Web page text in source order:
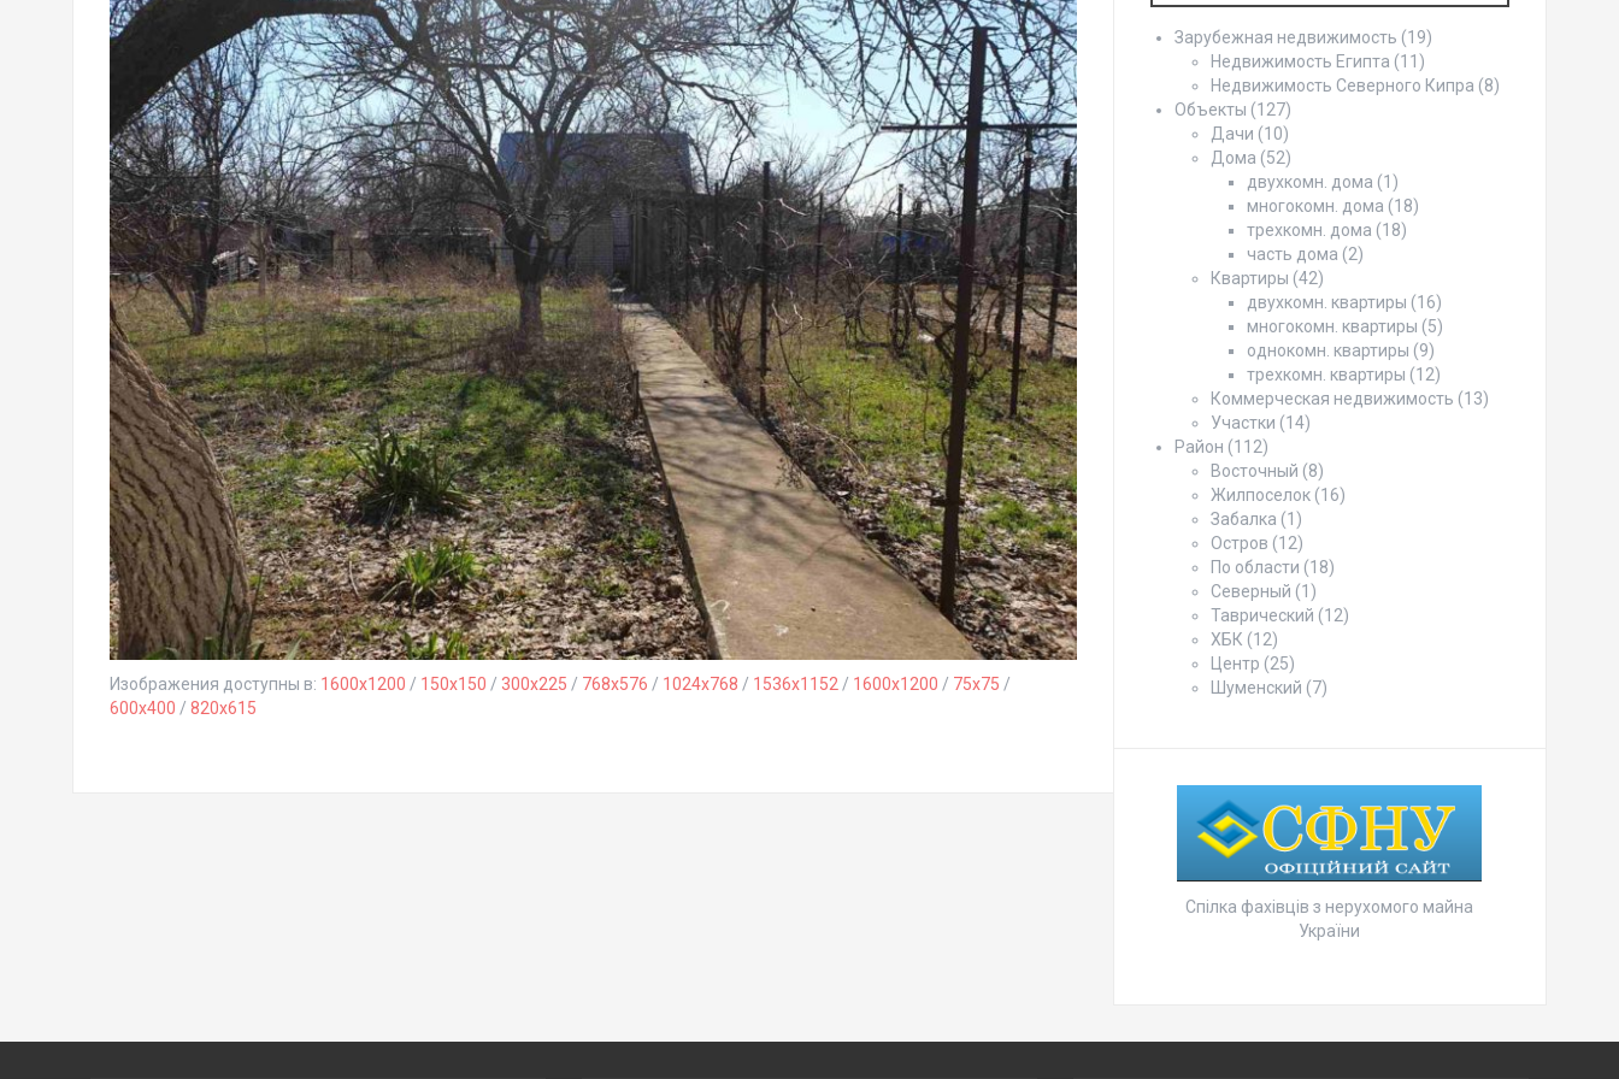
Изображения доступны в: 1600x1200 / 150x150 / 300x225 / 768x576 / 1024x768 / 1536x1152/ 1600x1200 / 75x75 /
600x400 / 820x615
Зарубежная недвижимость (19)
Недвижимость Египта (11)
Недвижимость Северного Кипра (8)
Объекты (127)
Дачи (10)
Дома (52)
двухкомн. дома (1)
многокомн. дома (18)
трехкомн. дома (18)
часть дома (2)
Квартиры (42)
двухкомн. квартиры (16)
многокомн. квартиры (5)
однокомн. квартиры (9)
трехкомн. квартиры (12)
Коммерческая недвижимость (13)
Участки (14)
Район (112)
Восточный (8)
Жилпоселок(16)
Забалка (1)
Остров (12)
По области (18)
Северный (1)
Таврический (12)
ХБК (12)
Центр (25)
Шуменский (7)
Спілка фахівців з нерухомого майна
України